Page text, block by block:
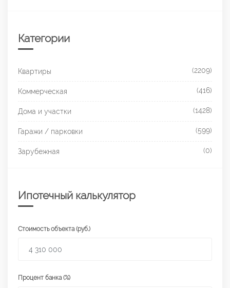
Категории
Квартиры (2209)
Коммерческая (416)
Дома и участки (1428)
Гаражи / парковки (599)
Зарубежная (0)
Ипотечный калькулятор
Стоимость объекта (руб.)
Процент банка (%)